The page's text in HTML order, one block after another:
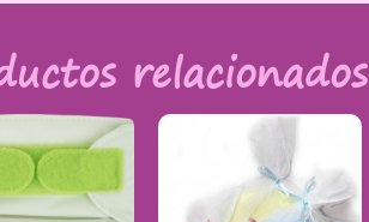
relacionados